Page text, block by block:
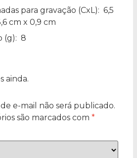
para gravação (CxL): 6,5
cm x 0,9 cm
(g): 8
ainda.
e-mail não será publicado.
são marcados com *